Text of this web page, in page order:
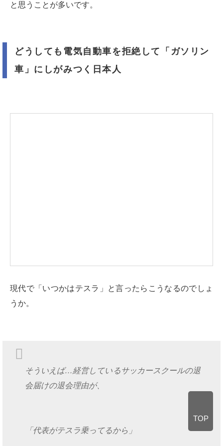
と思うことが多いです。
どうしても電気自動車を拒絶して「ガソリン
車」にしがみつく日本人
現代で「いつかはテスラ」と言ったらこうなるのでしょ
うか。
そういえば…経営しているサッカースクールの退
会届けの退会理由が、
「代表がテスラ乗ってるから」
TOP